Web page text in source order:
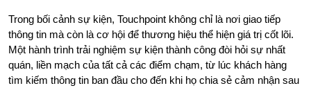
Trong bối cảnh sự kiện, Touchpoint không chỉ là nơi giao tiếp
thông tin mà còn là cơ hội để thương hiệu thể hiện giá trị cốt lõi.
Một hành trình trải nghiệm sự kiện thành công đòi hỏi sự nhất
quán, liền mạch của tất cả các điểm chạm, từ lúc khách hàng
tìm kiếm thông tin ban đầu cho đến khi họ chia sẻ cảm nhận sau